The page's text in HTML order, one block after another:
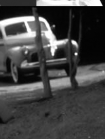
UN BAÚL LLENO